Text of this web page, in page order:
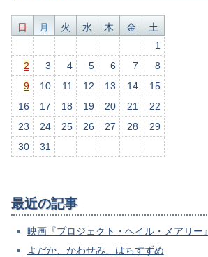
日 月 火 水 木 金
土
1
2
3 4 5 6 7
8
9
10 11 12 13 14
15
16
17 18 19 20 21
22
23
24 25 26 27 28
29
30
31
最近の記事
映画『プロジェクト・ヘイル・メアリー』
よだか、かわせみ、はちすずめ